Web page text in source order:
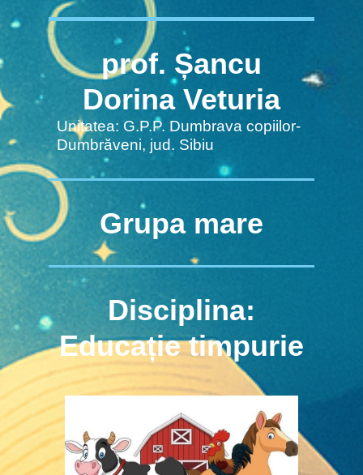
prof. Șancu
Dorina Veturia
Unitatea: G.P.P. Dumbrava copiilor-
Dumbrăveni, jud. Sibiu
Grupa mare
Disciplina:
Educație timpurie